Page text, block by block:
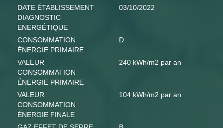
DATE ÉTABLISSEMENT
DIAGNOSTIC
ENERGÉTIQUE
03/10/2022
CONSOMMATION
ÉNERGIE PRIMAIRE
D
VALEUR
CONSOMMATION
ÉNERGIE PRIMAIRE
240 kWh/m2 par an
VALEUR
CONSOMMATION
ÉNERGIE FINALE
104 kWh/m2 par an